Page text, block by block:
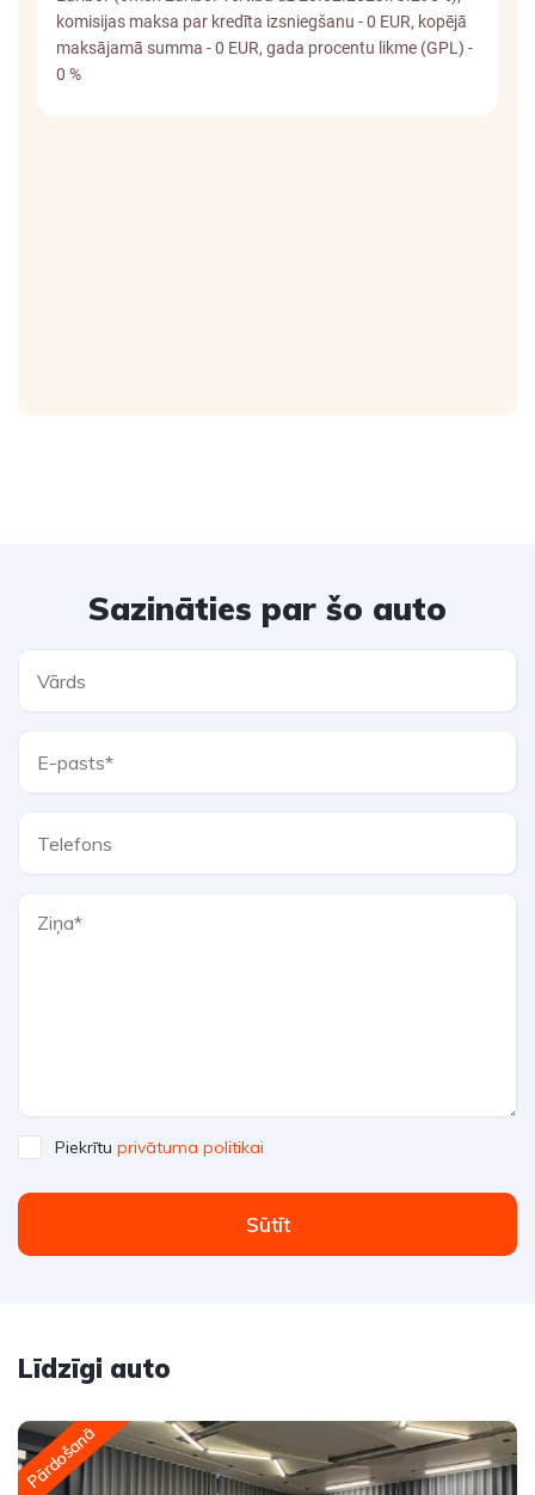
Sazināties par šo auto
Piekrītu privātuma politikai
Sūtīt
Līdzīgi auto
Pārdošanā